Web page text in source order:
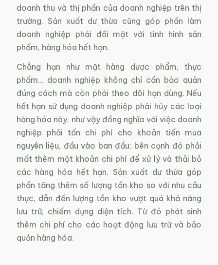
doanh thu và thị phần của doanh nghiệp trên thị
trường. Sản xuất dư thừa cũng góp phần làm
doanh nghiệp phải đối mặt với tình hình sản
phẩm, hàng hóa hết hạn.
Chẳng hạn như mặt hàng dược phẩm, thực
phẩm… doanh nghiệp không chỉ cần bảo quản
đúng cách mà còn phải theo dõi hạn dùng. Nếu
hết hạn sử dụng doanh nghiệp phải hủy các loại
hàng hóa này, như vậy đồng nghĩa với việc doanh
nghiệp phải tốn chi phí cho khoản tiến mua
nguyên liệu, đầu vào ban đầu; bên cạnh đó phải
mất thêm một khoản chi phí để xử lý và thải bỏ
các hàng hóa hết hạn. Sản xuất dư thừa góp
phần tăng thêm số lượng tồn kho so với nhu cầu
thực, dẫn đến lượng tồn kho vượt quá khả năng
lưu trữ, chiếm dụng diện tích. Từ đó phát sinh
thêm chi phí cho các hoạt động lưu trữ và bảo
quản hàng hóa.